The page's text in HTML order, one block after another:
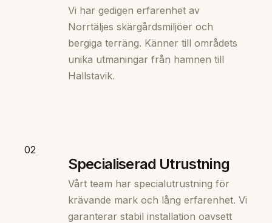
Vi har gedigen erfarenhet av
Norrtäljes skärgårdsmiljöer och
bergiga terräng. Känner till områdets
unika utmaningar från hamnen till
Hallstavik.
02
Specialiserad Utrustning
Vårt team har specialutrustning för
krävande mark och lång erfarenhet. Vi
garanterar stabil installation oavsett